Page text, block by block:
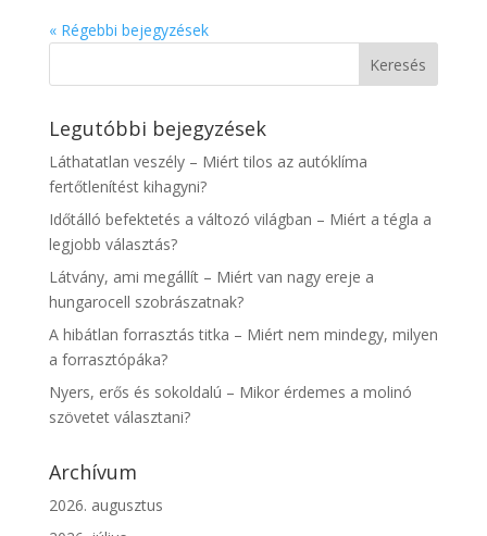
« Régebbi bejegyzések
Legutóbbi bejegyzések
Láthatatlan veszély – Miért tilos az autóklíma
fertőtlenítést kihagyni?
Időtálló befektetés a változó világban – Miért a tégla a
legjobb választás?
Látvány, ami megállít – Miért van nagy ereje a
hungarocell szobrászatnak?
A hibátlan forrasztás titka – Miért nem mindegy, milyen
a forrasztópáka?
Nyers, erős és sokoldalú – Mikor érdemes a molinó
szövetet választani?
Archívum
2026. augusztus